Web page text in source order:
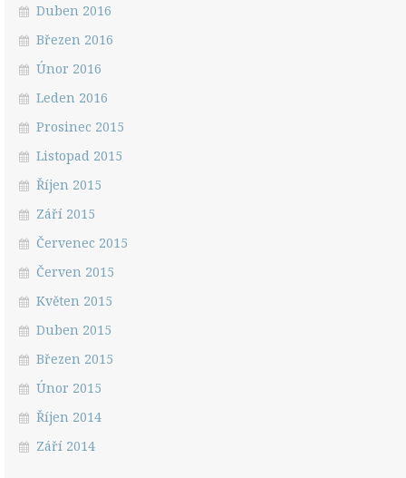
Duben 2016
Březen 2016
Únor 2016
Leden 2016
Prosinec 2015
Listopad 2015
Říjen 2015
Září 2015
Červenec 2015
Červen 2015
Květen 2015
Duben 2015
Březen 2015
Únor 2015
Říjen 2014
Září 2014